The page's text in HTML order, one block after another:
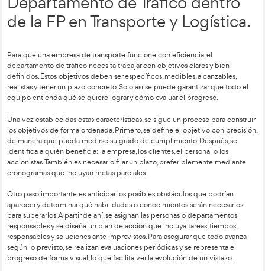
Tabla de contenidos
Objetivos y Estrategias del
Departamento de Tráfico
de la FP en Transporte y
Para que una empresa de transporte funcione con
definidos. Estos objetivos deben ser específicos, medibles,
realistas y tener un plazo concreto. Solo así se puede
equipo entienda qué se quiere lograr y cómo evaluar el
Una vez establecidas estas características, se sigue un
los objetivos de forma ordenada. Primero, se define el